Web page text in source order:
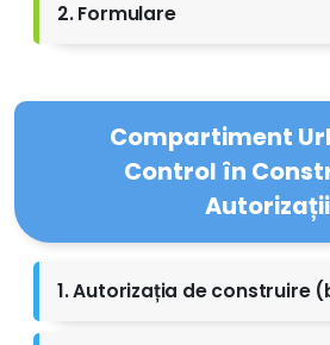
2. Formulare
Compartiment
Control în
Autorizații
1. Autorizația de construire